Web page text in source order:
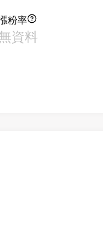
粉率
資料